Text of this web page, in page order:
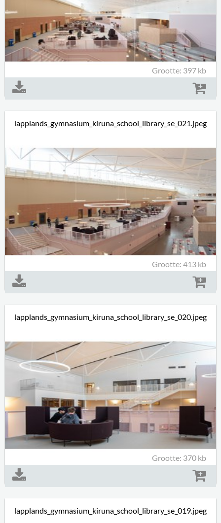
Grootte: 397 kb
lapplands_gymnasium_kiruna_school_library_se_021.jpeg
Grootte: 413 kb
lapplands_gymnasium_kiruna_school_library_se_020.jpeg
Grootte: 370 kb
lapplands_gymnasium_kiruna_school_library_se_019.jpeg